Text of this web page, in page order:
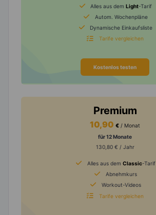
Alles aus dem Light-Tarif
Autom. Wochenpläne
Dynamische Einkaufsliste
Tarife vergleichen
Kostenlos testen
Premium
10,90 € / Monat
für 12 Monate
130,80 € / Jahr
Alles aus dem Classic-Tarif
Abnehmkurs
Workout-Videos
Tarife vergleichen